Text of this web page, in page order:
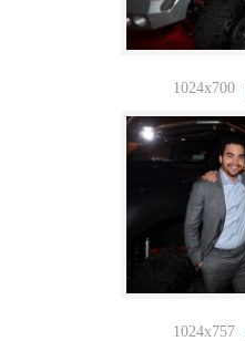
1024x700
1024x757